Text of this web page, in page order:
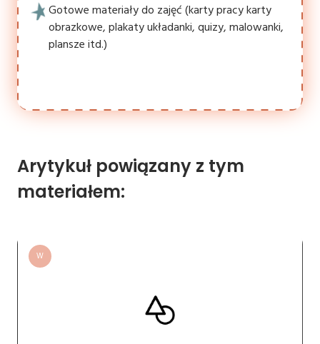
Gotowe materiały do zajęć (karty pracy karty
obrazkowe, plakaty układanki, quizy, malowanki,
plansze itd.)
Arytykuł powiązany z tym
materiałem:
W